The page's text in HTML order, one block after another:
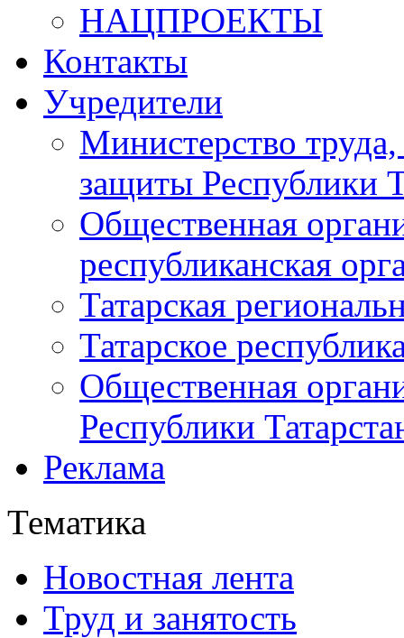
НАЦПРОЕКТЫ
Контакты
Учредители
Министерство
защиты Республики
Общественная
республиканская
Татарская
Татарское
Общественная
Республики
Реклама
Тематика
Новостная лента
Труд и занятость